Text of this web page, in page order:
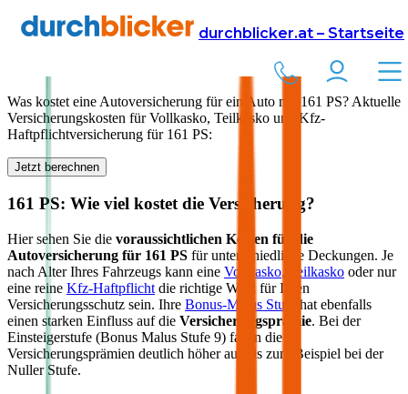
durchblicker.at – Startseite
Versicherung Autoversicherung
PS in Österreich
Was kostet eine Autoversicherung für ein Auto mit 161 PS? Aktuelle
Versicherungskosten für Vollkasko, Teilkasko und Kfz-
Haftpflichtversicherung für 161 PS:
Jetzt berechnen
161 PS: Wie viel kostet die Versicherung?
Hier sehen Sie die voraussichtlichen Kosten für die
Autoversicherung für 161 PS für unterschiedliche Deckungen. Je
nach Alter Ihres Fahrzeugs kann eine Vollkasko, Teilkasko oder nur
eine reine Kfz-Haftpflicht die richtige Wahl für Ihren
Versicherungsschutz sein. Ihre Bonus-Malus Stufe
hat ebenfalls
einen starken Einfluss auf die Versicherungsprämie. Bei der
Einsteigerstufe (Bonus Malus Stufe 9) fallen die
Versicherungsprämien deutlich höher aus als zum Beispiel bei der
Nuller Stufe.